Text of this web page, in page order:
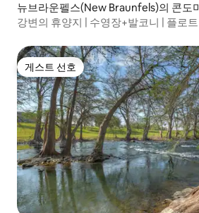
뉴브라운펠스(New Braunfels)의 콘도
강변의 휴양지 | 수영장+발코니 | 플로트
게스트 선호
게스트 선호